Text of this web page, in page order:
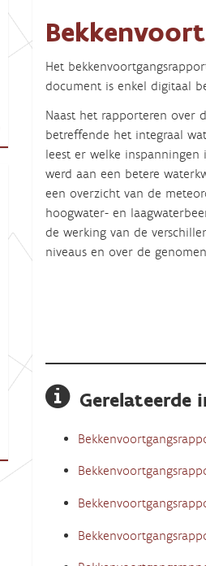
Het
document is enkel digitaal
Naast het rapporteren over
betreffende het integraal
leest er welke
werd aan een betere
een overzicht van de
hoogwater- en
de werking van de
niveaus en over de
Gerelateerde